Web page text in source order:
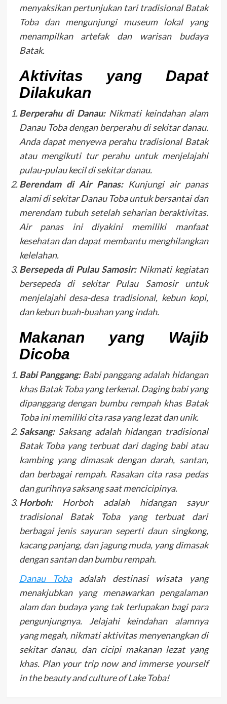
menyaksikan pertunjukan tari tradisional Batak
Toba dan mengunjungi museum lokal yang
menampilkan artefak dan warisan budaya
Batak.
Aktivitas yang Dapat
Dilakukan
Berperahu di Danau:Nikmati keindahan alam
Danau Toba dengan berperahu di sekitar danau.
Anda dapat menyewa perahu tradisional Batak
atau mengikuti tur perahu untuk menjelajahi
pulau-pulau kecil di sekitar danau.
Berendam di Air Panas:Kunjungi air panas
alami di sekitar Danau Toba untuk bersantai dan
merendam tubuh setelah seharian beraktivitas.
Air panas ini diyakini memiliki manfaat
kesehatan dan dapat membantu menghilangkan
kelelahan.
Bersepeda di Pulau Samosir:Nikmati kegiatan
bersepeda di sekitar Pulau Samosir untuk
menjelajahi desa-desa tradisional, kebun kopi,
dan kebun buah-buahan yang indah.
Makanan yang Wajib
Dicoba
Babi Panggang:Babi panggang adalah hidangan
khas Batak Toba yang terkenal. Daging babi yang
dipanggang dengan bumbu rempah khas Batak
Toba ini memiliki cita rasa yang lezat dan unik.
Saksang:Saksang adalah hidangan tradisional
Batak Toba yang terbuat dari daging babi atau
kambing yang dimasak dengan darah, santan,
dan berbagai rempah. Rasakan cita rasa pedas
dan gurihnya saksang saat mencicipinya.
Horboh:Horboh adalah hidangan sayur
tradisional Batak Toba yang terbuat dari
berbagai jenis sayuran seperti daun singkong,
kacang panjang, dan jagung muda, yang dimasak
dengan santan dan bumbu rempah.
Danau Tobaadalah destinasi wisata yang
menakjubkan yang menawarkan pengalaman
alam dan budaya yang tak terlupakan bagi para
pengunjungnya. Jelajahi keindahan alamnya
yang megah, nikmati aktivitas menyenangkan di
sekitar danau, dan cicipi makanan lezat yang
khas. Plan your trip now and immerse yourself
in the beauty and culture of Lake Toba!